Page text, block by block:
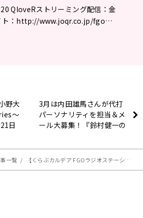
QloveRストリーミング配信：金
ト：http://www.joqr.co.jp/fgo…
野大
〜
日
3月は内田雄馬さんが代打
パーソナリティを担当＆メ
ール大募集！『鈴村健一の
一覧 【くらぶカルデア FGOラジオステーション】最新情報（2/27）